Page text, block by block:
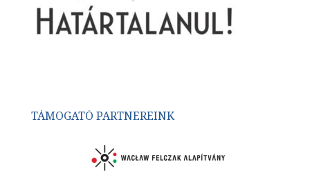
TÁMOGATÓ PARTNEREINK